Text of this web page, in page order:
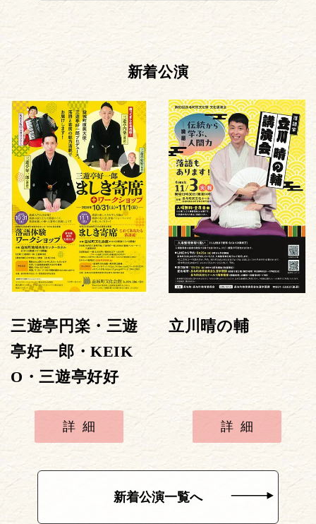
新着公演
三遊亭円楽・三遊
亭好一郎・KEIK
O・三遊亭好好
詳細
立川晴の輔
詳細
新着公演一覧へ